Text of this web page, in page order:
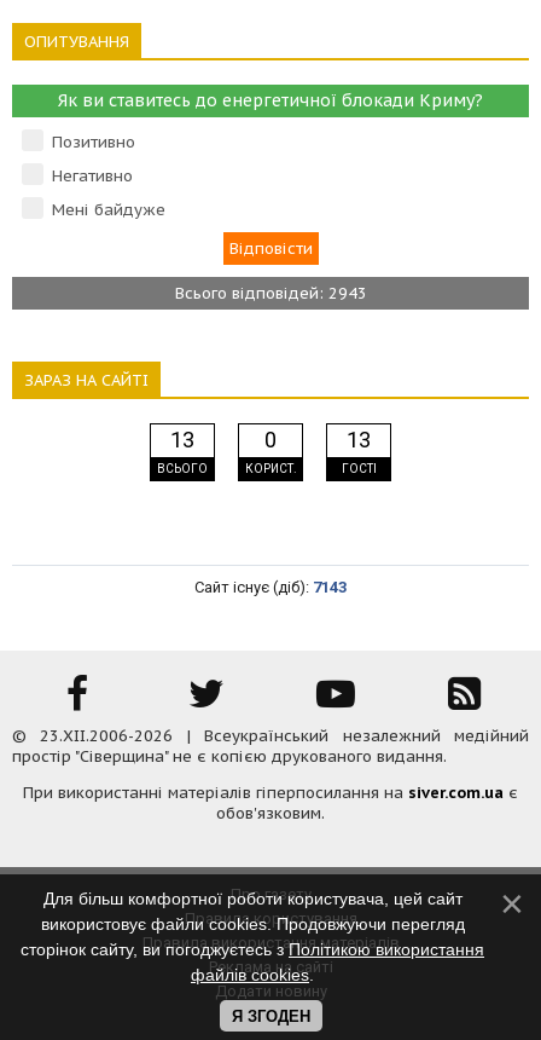
ОПИТУВАННЯ
Як ви ставитесь до енергетичної блокади Криму?
Позитивно
Негативно
Мені байдуже
Всього відповідей: 2943
ЗАРАЗ НА САЙТІ
13
ВСЬОГО
0
КОРИСТ.
13
ГОСТІ
Сайт існує (діб): 7143
© 23.XII.2006-2026 | Всеукраїнський незалежний медійний
простір "Сіверщина" не є копією друкованого видання.
При використанні матеріалів гіперпосилання на siver.com.ua є
обов'язковим.
Про газету
Правила користування
Правила використання матеріалів
Реклама на сайті
Додати новину
Контакти
Для більш комфортної роботи користувача, цей сайт
використовує файли cookies. Продовжуючи перегляд
сторінок сайту, ви погоджуєтесь зПолітикою використання
файлів cookies.
Я ЗГОДЕН